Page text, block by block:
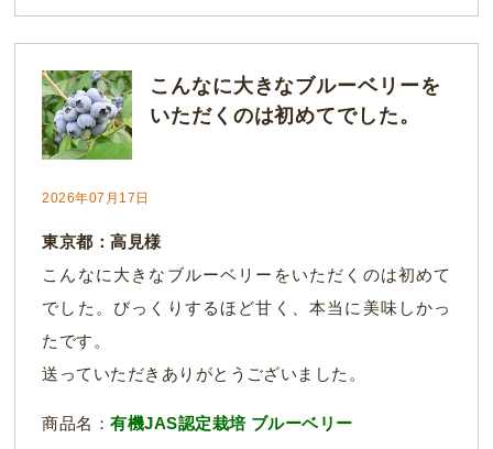
こんなに大きなブルーベリーを
いただくのは初めてでした。
2026年07月17日
東京都：高見様
こんなに大きなブルーベリーをいただくのは初めて
でした。びっくりするほど甘く、本当に美味しかっ
たです。
送っていただきありがとうございました。
商品名：有機JAS認定栽培 ブルーベリー